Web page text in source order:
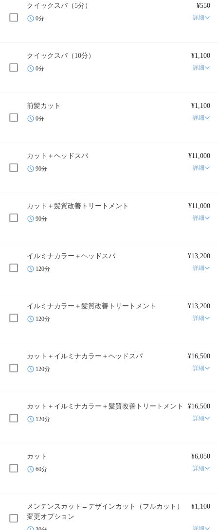
クイックスパ（5分） ¥550
0分 詳細
クイックスパ（10分） ¥1,100
0分 詳細
前髪カット ¥1,100
0分 詳細
カット＋ヘッドスパ ¥11,000
90分 詳細
カット＋髪質改善トリートメント ¥11,000
90分 詳細
イルミナカラー＋ヘッドスパ ¥13,200
120分 詳細
イルミナカラー＋髪質改善トリートメント ¥13,200
120分 詳細
カット＋イルミナカラー＋ヘッドスパ ¥16,500
120分 詳細
カット＋イルミナカラー＋髪質改善トリートメント ¥16,500
120分 詳細
カット ¥6,050
60分 詳細
メンテンスカット→デザインカット（フルカット）
変更オプション
¥1,100
詳細